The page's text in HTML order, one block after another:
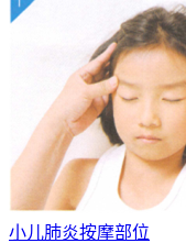
小儿肺炎按摩部位